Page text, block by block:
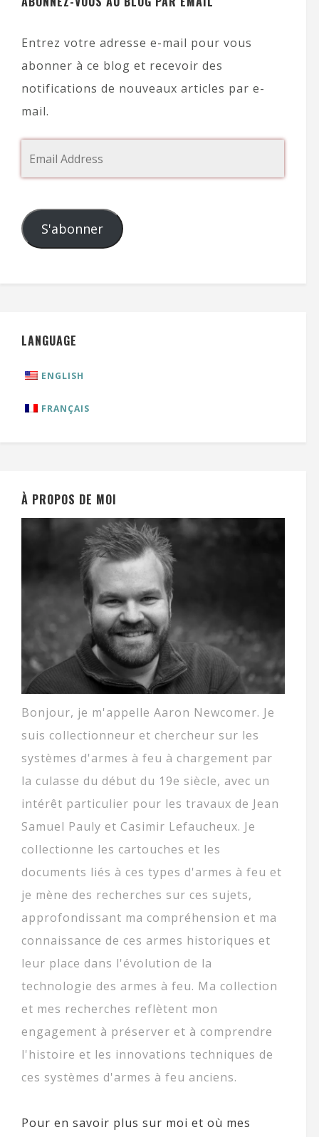
Entrez votre adresse e-mail pour vous
abonner à ce blog et recevoir des
notifications de nouveaux articles par e-
mail.
S'abonner
LANGUAGE
ENGLISH
FRANÇAIS
À PROPOS DE MOI
Bonjour, je m'appelle Aaron Newcomer. Je
suis collectionneur et chercheur sur les
systèmes d'armes à feu à chargement par
la culasse du début du 19e siècle, avec un
intérêt particulier pour les travaux de Jean
Samuel Pauly et Casimir Lefaucheux. Je
collectionne les cartouches et les
documents liés à ces types d'armes à feu et
je mène des recherches sur ces sujets,
approfondissant ma compréhension et ma
connaissance de ces armes historiques et
leur place dans l'évolution de la
technologie des armes à feu. Ma collection
et mes recherches reflètent mon
engagement à préserver et à comprendre
l'histoire et les innovations techniques de
ces systèmes d'armes à feu anciens.
Pour en savoir plus sur moi et où mes